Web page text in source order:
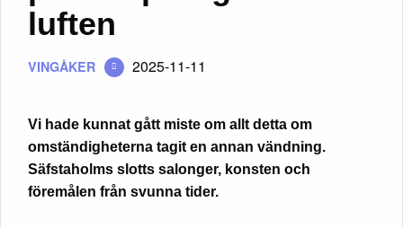
luften
VINGÅKER 2025-11-11
Vi hade kunnat gått miste om allt detta om
omständigheterna tagit en annan vändning.
Säfstaholms slotts salonger, konsten och
föremålen från svunna tider.